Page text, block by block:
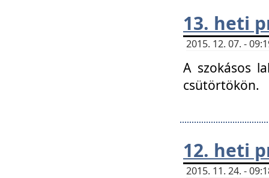
13. heti
2015. 12. 07. -
A szokásos
csütörtökön.
12. heti
2015. 11. 24. -